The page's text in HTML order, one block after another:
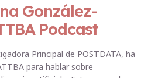
González-
Podcast
Principal de POSTDATA, ha
para hablar sobre